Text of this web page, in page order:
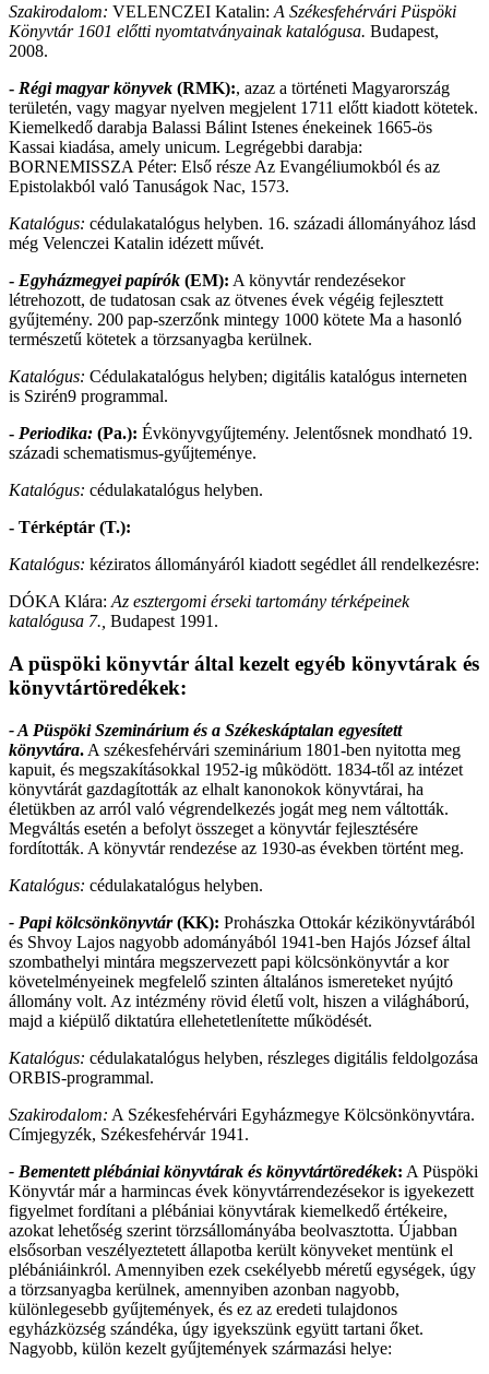
Szakirodalom: VELENCZEI Katalin: A Székesfehérvári Püspöki
Könyvtár 1601 előtti nyomtatványainak katalógusa. Budapest,
2008.
- Régi magyar könyvek (RMK):, azaz a történeti Magyarország
területén, vagy magyar nyelven megjelent 1711 előtt kiadott kötetek.
Kiemelkedő darabja Balassi Bálint Istenes énekeinek 1665-ös
Kassai kiadása, amely unicum. Legrégebbi darabja:
BORNEMISSZA Péter: Első része Az Evangéliumokból és az
Epistolakból való Tanuságok Nac, 1573.
Katalógus: cédulakatalógus helyben. 16. századi állományához lásd
még Velenczei Katalin idézett művét.
- Egyházmegyei papírók (EM): A könyvtár rendezésekor
létrehozott, de tudatosan csak az ötvenes évek végéig fejlesztett
gyűjtemény. 200 pap-szerzőnk mintegy 1000 kötete Ma a hasonló
természetű kötetek a törzsanyagba kerülnek.
Katalógus: Cédulakatalógus helyben; digitális katalógus interneten
is Szirén9 programmal.
- Periodika: (Pa.): Évkönyvgyűjtemény. Jelentősnek mondható 19.
századi schematismus-gyűjteménye.
Katalógus: cédulakatalógus helyben.
- Térképtár (T.):
Katalógus: kéziratos állományáról kiadott segédlet áll rendelkezésre:
DÓKA Klára: Az esztergomi érseki tartomány térképeinek
katalógusa 7., Budapest 1991.
A püspöki könyvtár által kezelt egyéb könyvtárak és
könyvtártöredékek:
- A Püspöki Szeminárium és a Székeskáptalan egyesített
könyvtára. A székesfehérvári szeminárium 1801-ben nyitotta meg
kapuit, és megszakításokkal 1952-ig mûködött. 1834-től az intézet
könyvtárát gazdagították az elhalt kanonokok könyvtárai, ha
életükben az arról való végrendelkezés jogát meg nem váltották.
Megváltás esetén a befolyt összeget a könyvtár fejlesztésére
fordították. A könyvtár rendezése az 1930-as években történt meg.
Katalógus: cédulakatalógus helyben.
- Papi kölcsönkönyvtár(KK): Prohászka Ottokár kézikönyvtárából
és Shvoy Lajos nagyobb adományából 1941-ben Hajós József által
szombathelyi mintára megszervezett papi kölcsönkönyvtár a kor
követelményeinek megfelelő szinten általános ismereteket nyújtó
állomány volt. Az intézmény rövid életű volt, hiszen a világháború,
majd a kiépülő diktatúra ellehetetlenítette működését.
Katalógus: cédulakatalógus helyben, részleges digitális feldolgozása
ORBIS-programmal.
Szakirodalom: A Székesfehérvári Egyházmegye Kölcsönkönyvtára.
Címjegyzék, Székesfehérvár 1941.
- Bementett plébániai könyvtárak és könyvtártöredékek: A Püspöki
Könyvtár már a harmincas évek könyvtárrendezésekor is igyekezett
figyelmet fordítani a plébániai könyvtárak kiemelkedő értékeire,
azokat lehetőség szerint törzsállományába beolvasztotta. Újabban
elsősorban veszélyeztetett állapotba került könyveket mentünk el
plébániáinkról. Amennyiben ezek csekélyebb méretű egységek, úgy
a törzsanyagba kerülnek, amennyiben azonban nagyobb,
különlegesebb gyűjtemények, és ez az eredeti tulajdonos
egyházközség szándéka, úgy igyekszünk együtt tartani őket.
Nagyobb, külön kezelt gyűjtemények származási helye: